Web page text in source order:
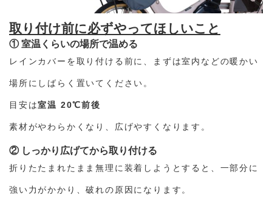
取り付け前に必ずやってほしいこと
① 室温くらいの場所で温める
レインカバーを取り付ける前に、まずは室内などの暖かい
場所にしばらく置いてください。
目安は室温 20℃前後
素材がやわらかくなり、広げやすくなります。
② しっかり広げてから取り付ける
折りたたまれたまま無理に装着しようとすると、一部分に
強い力がかかり、破れの原因になります。